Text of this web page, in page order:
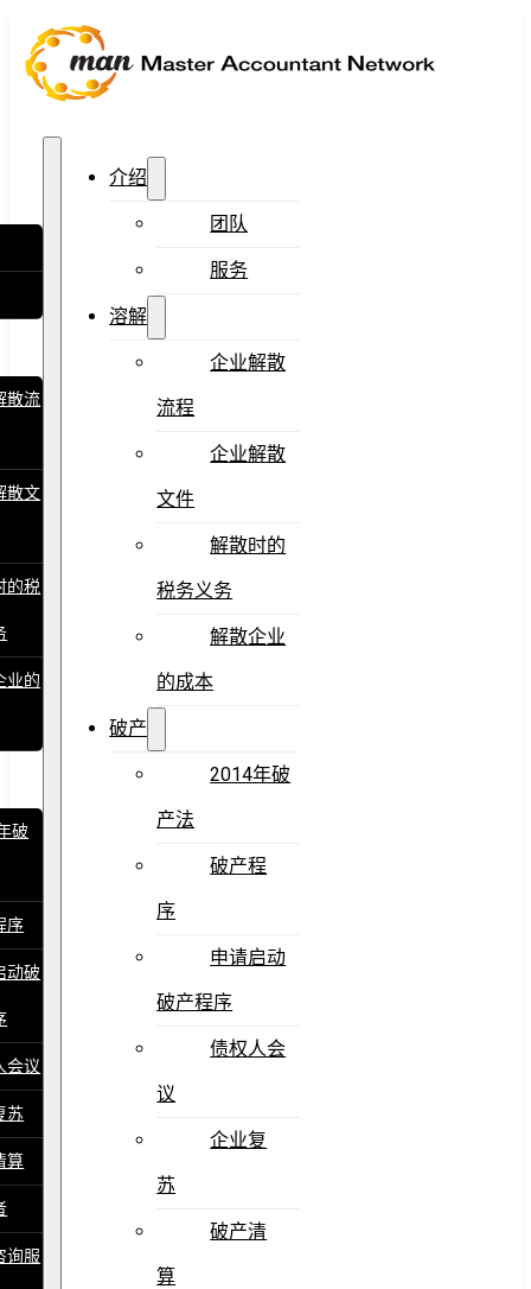
散流
散文
的税
业的
破
序
动破
会议
苏
算
询服
介绍
团队
服务
溶解
企业解散
流程
企业解散
文件
解散时的
税务义务
解散企业
的成本
破产
2014年破
产法
破产程
序
申请启动
破产程序
债权人会
议
企业复
苏
破产清
算